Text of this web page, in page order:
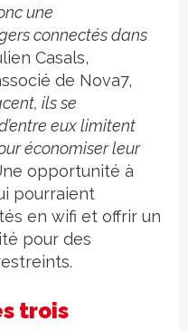
une
connectés dans
Casals,
de Nova7,
ils se
eux limitent
économiser leur
opportunité à
pourraient
en wifi et offrir un
pour des
trois